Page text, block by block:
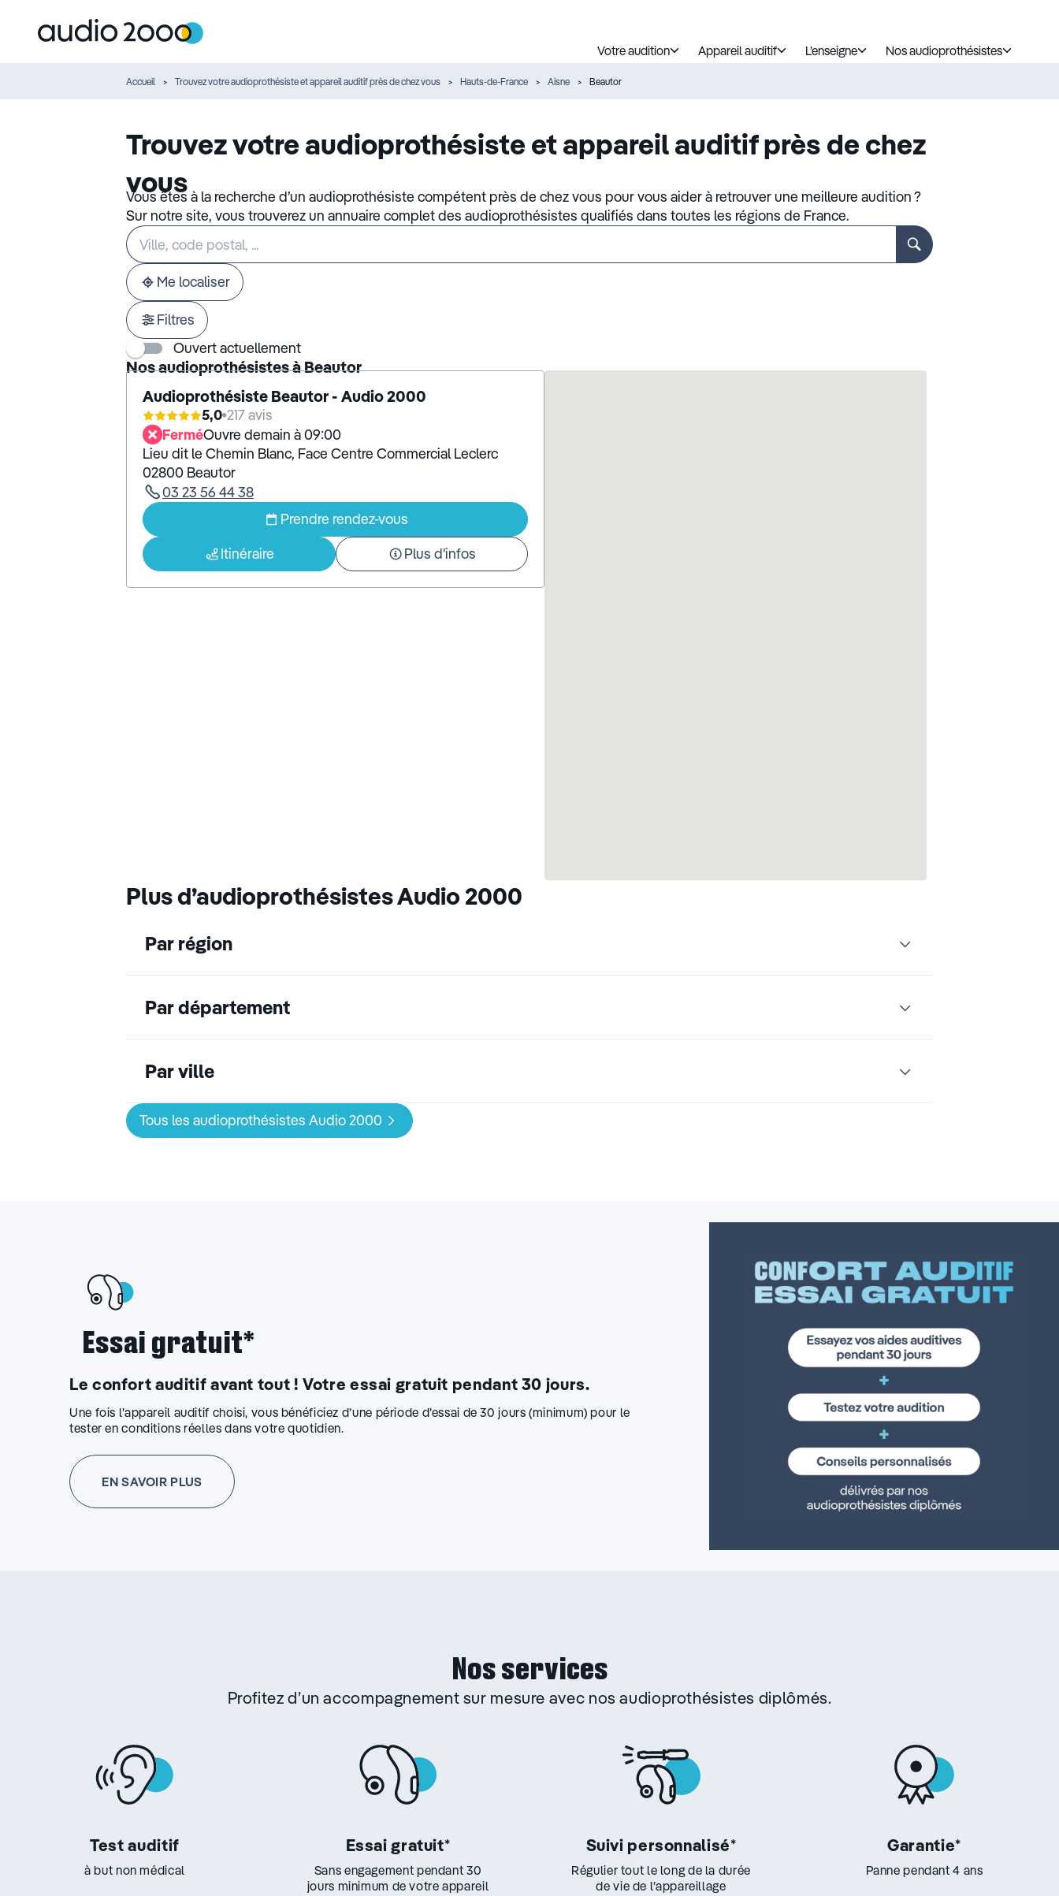
Votre audition Appareil auditif L’enseigne Nos audioprothésistes
Accueil Trouvez votre audioprothésiste et appareil auditif près de chez vous Hauts-de-France Aisne Beautor
Trouvez votre audioprothésiste et appareil auditif près de chez
vous
Vous êtes à la recherche d’un audioprothésiste compétent près de chez vous pour vous aider à retrouver une meilleure audition ?
Sur notre site, vous trouverez un annuaire complet des audioprothésistes qualifiés dans toutes les régions de France.
Veuillez
renseigner
une
adresse
Me localiser
Filtres
Ouvert actuellement
Nos audioprothésistes à Beautor
Audioprothésiste Beautor - Audio 2000
5,0 217 avis
FerméOuvre demain à 09:00
Lieu dit le Chemin Blanc, Face Centre Commercial Leclerc
02800 Beautor
03 23 56 44 38
Prendre rendez-vous
Itinéraire
Plus d'infos
Plus d’audioprothésistes Audio 2000
Par région
Par département
Par ville
Tous les audioprothésistes Audio 2000
Essai gratuit*
Le confort auditif avant tout ! Votre essai gratuit pendant 30 jours.
Une fois l’appareil auditif choisi, vous bénéficiez d’une période d’essai de 30 jours (minimum) pour le
tester en conditions réelles dans votre quotidien.
EN SAVOIR PLUS
Nos services
Profitez d’un accompagnement sur mesure avec nos audioprothésistes diplômés.
Test auditif
à but non médical
Essai gratuit*
Sans engagement pendant 30
jours minimum de votre appareil
Suivi personnalisé*
Régulier tout le long de la durée
de vie de l’appareillage
Garantie*
Panne pendant 4 ans